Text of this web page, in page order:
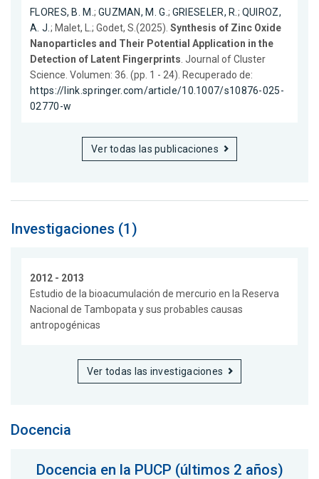
FLORES, B. M. ; GUZMAN, M. G. ; GRIESELER, R. ; QUIROZ,
A. J. ; Malet, L.; Godet, S.(2025). Synthesis of Zinc Oxide
Nanoparticles and Their Potential Application in the
Detection of Latent Fingerprints . Journal of Cluster
Science. Volumen: 36. (pp. 1 - 24). Recuperado de:
https://link.springer.com/article/10.1007/s10876-025-
02770-w
Ver todas las publicaciones
Investigaciones (1)
2012 - 2013
Estudio de la bioacumulación de mercurio en la Reserva
Nacional de Tambopata y sus probables causas
antropogénicas
Ver todas las investigaciones
Docencia
Docencia en la PUCP (últimos 2 años)